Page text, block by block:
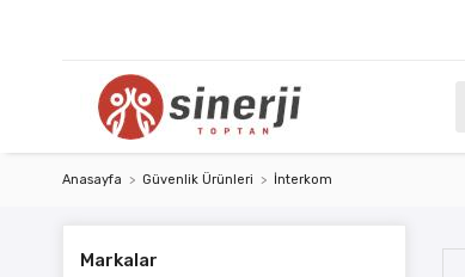
Anasayfa Güvenlik Ürünleri İnterkom
Markalar